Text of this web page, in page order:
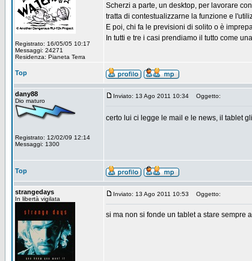
Registrato: 16/05/05 10:17
Messaggi: 24271
Residenza: Pianeta Terra
Scherzi a parte, un desktop, per lavorare
tratta di contestualizzarne la funzione e
E poi, chi fa le previsioni di solito o è
In tutti e tre i casi prendiamo il tutto come
Top
dany88
Dio maturo
Registrato: 12/02/09 12:14
Messaggi: 1300
Inviato: 13 Ago 2011 10:34 Oggetto:
certo lui ci legge le mail e le news, il tablet
Top
strangedays
In libertà vigilata
Inviato: 13 Ago 2011 10:53 Oggetto:
si ma non si fonde un tablet a stare sempre